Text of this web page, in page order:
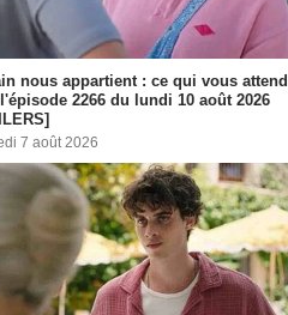
nous appartient : ce qui vous attend
2266 du lundi 10 août 2026
7 août 2026